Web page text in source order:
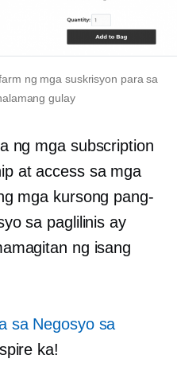
ng mga suskrisyon para sa
gulay
ng mga subscription
at access sa mga
mga kursong pang-
sa paglilinis ay
ng isang
sa Negosyo sa
ka!